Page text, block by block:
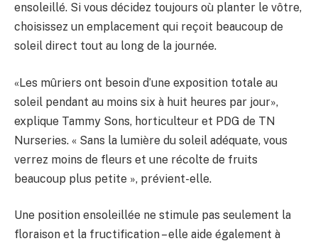
ensoleillé. Si vous décidez toujours où planter le vôtre,
choisissez un emplacement qui reçoit beaucoup de
soleil direct tout au long de la journée.
«Les mûriers ont besoin d’une exposition totale au
soleil pendant au moins six à huit heures par jour»,
explique Tammy Sons, horticulteur et PDG de TN
Nurseries. « Sans la lumière du soleil adéquate, vous
verrez moins de fleurs et une récolte de fruits
beaucoup plus petite », prévient-elle.
Une position ensoleillée ne stimule pas seulement la
floraison et la fructification – elle aide également à